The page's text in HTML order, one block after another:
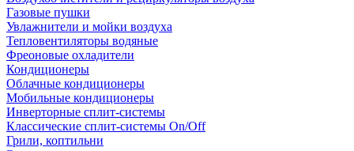
Газовые пушки
Увлажнители и мойки воздуха
Тепловентиляторы водяные
Фреоновые охладители
Кондиционеры
Облачные кондиционеры
Мобильные кондиционеры
Инверторные сплит-системы
Классические сплит-системы On/Off
Грили, коптильни